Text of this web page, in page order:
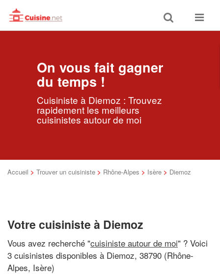
Toggle
search
Toggle
On vous fait gagner
du temps !
Cuisiniste à Diemoz : Trouvez
rapidement les meilleurs
cuisinistes autour de moi
Accueil > Trouver un cuisiniste > Rhône-Alpes > Isère > Diemoz
Votre cuisiniste à Diemoz
Vous avez recherché "cuisiniste autour de moi" ? Voici
3 cuisinistes disponibles à Diemoz, 38790 (Rhône-
Alpes, Isère)